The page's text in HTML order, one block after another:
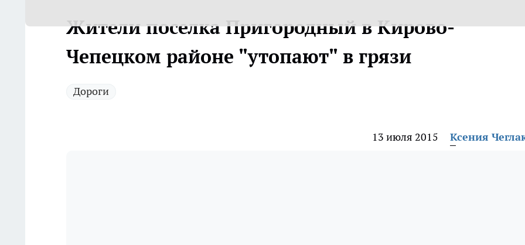
Жители поселка Пригородный в Кирово-
Чепецком районе "утопают" в грязи
Дороги
13 июля 2015 Ксения